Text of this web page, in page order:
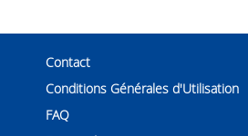
Contact
Conditions Générales d'Utilisation
FAQ